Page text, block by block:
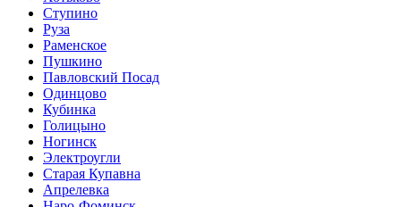
Ступино
Руза
Раменское
Пушкино
Павловский Посад
Одинцово
Кубинка
Голицыно
Ногинск
Электроугли
Старая Купавна
Апрелевка